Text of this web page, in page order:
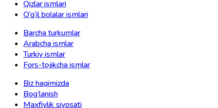
Qizlar ismlari
O‘g‘il bolalar ismlari
Barcha turkumlar
Arabcha ismlar
Turkiy ismlar
Fors-tojikcha ismlar
Biz haqimizda
Bog‘lanish
Maxfiylik siyosati